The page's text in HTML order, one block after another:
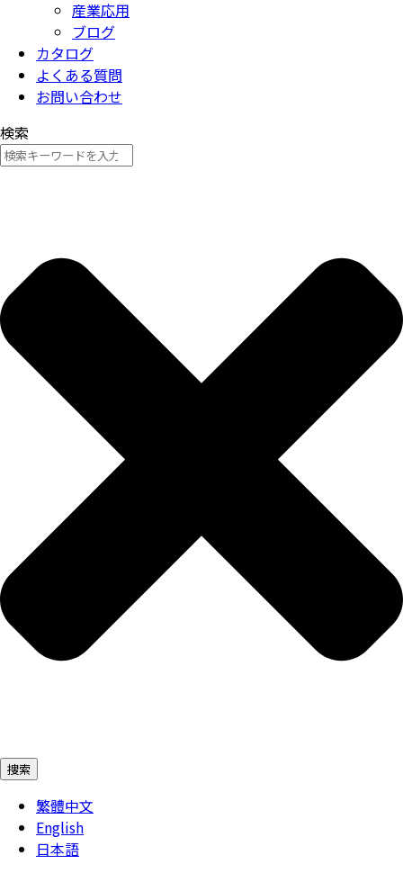
産業応用
ブログ
カタログ
よくある質問
お問い合わせ
検索
捜索
繁體中文
English
日本語